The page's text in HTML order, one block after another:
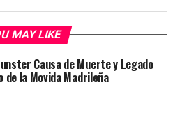
MAY LIKE
Causa de Muerte y Legado
de la Movida Madrileña